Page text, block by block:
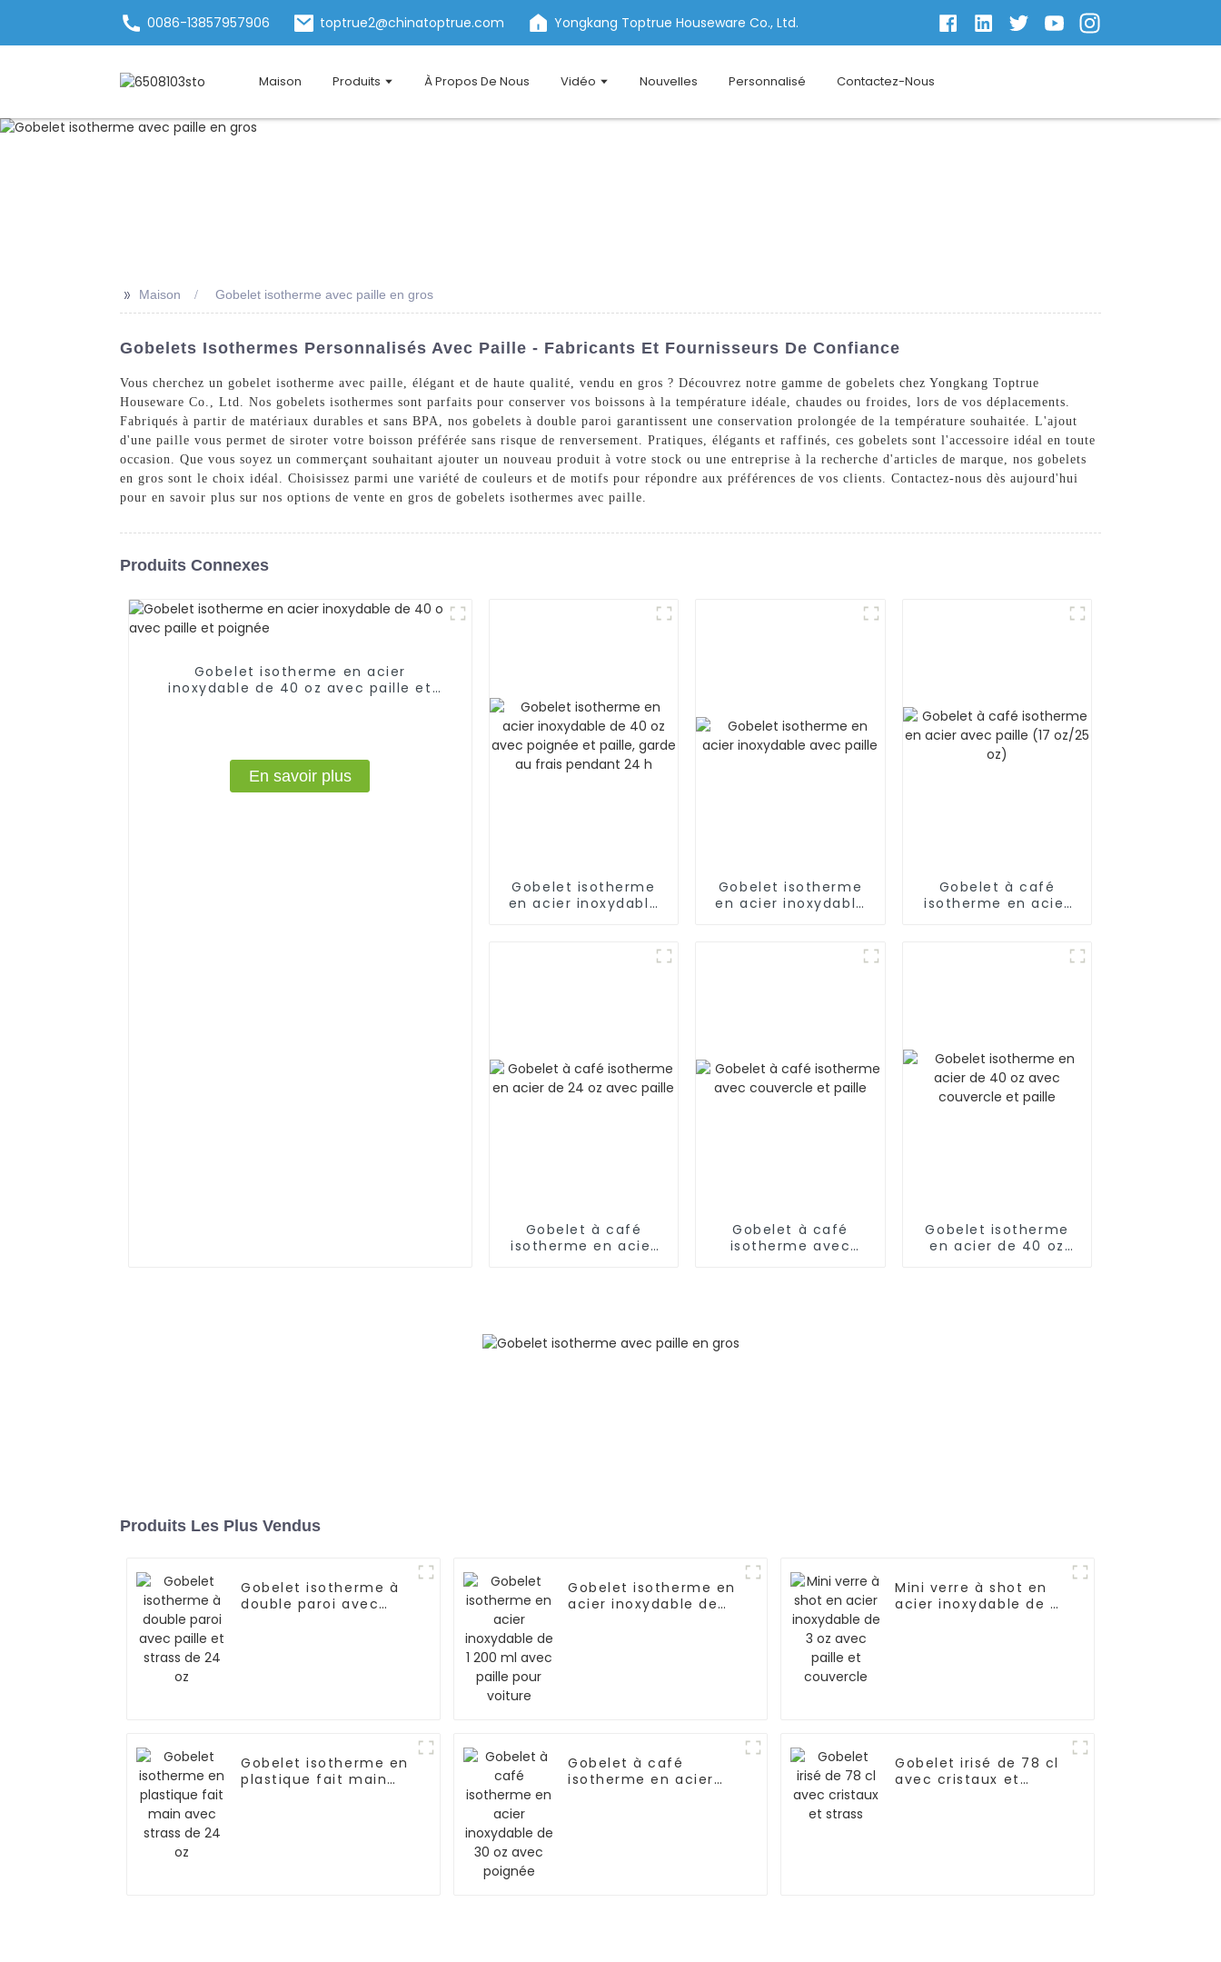
0086-13857957906 toptrue2@chinatoptrue.com Yongkang Toptrue Houseware Co., Ltd.
Maison Produits À Propos De Nous Vidéo Nouvelles Personnalisé Contactez-Nous
>> Maison Gobelet isotherme avec paille en gros
Gobelets Isothermes Personnalisés Avec Paille - Fabricants Et Fournisseurs De Confiance
Vous cherchez un gobelet isotherme avec paille, élégant et de haute qualité, vendu en gros ? Découvrez notre gamme de gobelets chez Yongkang Toptrue
Houseware Co., Ltd. Nos gobelets isothermes sont parfaits pour conserver vos boissons à la température idéale, chaudes ou froides, lors de vos déplacements.
Fabriqués à partir de matériaux durables et sans BPA, nos gobelets à double paroi garantissent une conservation prolongée de la température souhaitée. L'ajout
d'une paille vous permet de siroter votre boisson préférée sans risque de renversement. Pratiques, élégants et raffinés, ces gobelets sont l'accessoire idéal en toute
occasion. Que vous soyez un commerçant souhaitant ajouter un nouveau produit à votre stock ou une entreprise à la recherche d'articles de marque, nos gobelets
en gros sont le choix idéal. Choisissez parmi une variété de couleurs et de motifs pour répondre aux préférences de vos clients. Contactez-nous dès aujourd'hui
pour en savoir plus sur nos options de vente en gros de gobelets isothermes avec paille.
Produits Connexes
Gobelet isotherme en acier
inoxydable de 40 oz avec paille et
En savoir plus
Gobelet isotherme
en acier inoxydable
Gobelet isotherme
en acier inoxydable
Gobelet à café
isotherme en acier
Gobelet à café
isotherme en acier
Gobelet à café
isotherme avec
Gobelet isotherme
en acier de 40 oz
Produits Les Plus Vendus
Gobelet isotherme à
double paroi avec
Gobelet isotherme en
acier inoxydable de
Mini verre à shot en
acier inoxydable de 3
Gobelet isotherme en
plastique fait main
Gobelet à café
isotherme en acier
Gobelet irisé de 78 cl
avec cristaux et